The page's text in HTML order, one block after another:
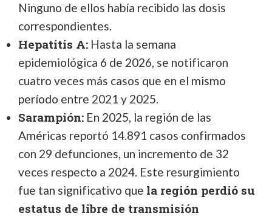
Ninguno de ellos había recibido las dosis
correspondientes.
Hepatitis A: Hasta la semana
epidemiológica 6 de 2026, se notificaron
cuatro veces más casos que en el mismo
período entre 2021 y 2025.
Sarampión: En 2025, la región de las
Américas reportó 14.891 casos confirmados
con 29 defunciones, un incremento de 32
veces respecto a 2024. Este resurgimiento
fue tan significativo que la región perdió su
estatus de libre de transmisión